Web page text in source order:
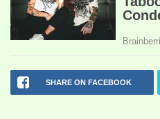
SHARE ON FACEBOOK